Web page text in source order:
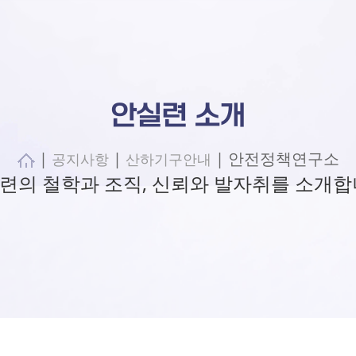
안실련 소개
| 공지사항| 산하기구안내 | 안전정책연구소
의 철학과 조직, 신뢰와 발자취를 소개